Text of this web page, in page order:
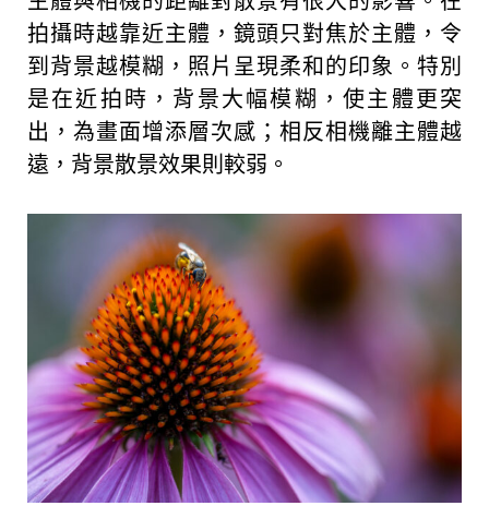
拍攝時越靠近主體，鏡頭只對焦於主體，令
到背景越模糊，照片呈現柔和的印象。特別
是在近拍時，背景大幅模糊，使主體更突
出，為畫面增添層次感；相反相機離主體越
遠，背景散景效果則較弱。